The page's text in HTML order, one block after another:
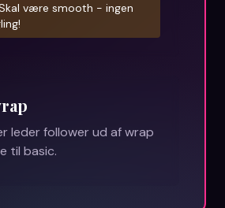
være smooth - ingen
leder follower ud af wrap
til basic.